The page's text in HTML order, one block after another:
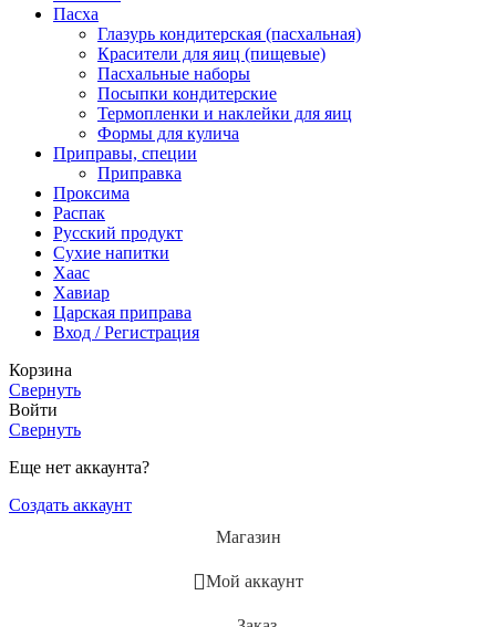
Пасха
Глазурь кондитерская (пасхальная)
Красители для яиц (пищевые)
Пасхальные наборы
Посыпки кондитерские
Термопленки и наклейки для яиц
Формы для кулича
Приправы, специи
Приправка
Проксима
Распак
Русский продукт
Сухие напитки
Хаас
Хавиар
Царская приправа
Вход / Регистрация
Корзина
Свернуть
Войти
Свернуть
Еще нет аккаунта?
Создать аккаунт
Магазин
Мой аккаунт